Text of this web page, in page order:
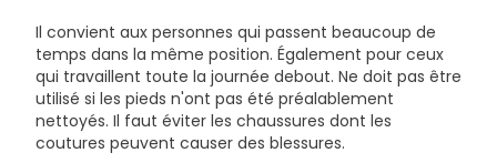
Il convient aux personnes qui passent beaucoup de
temps dans la même position. Également pour ceux
qui travaillent toute la journée debout. Ne doit pas être
utilisé si les pieds n'ont pas été préalablement
nettoyés. Il faut éviter les chaussures dont les
coutures peuvent causer des blessures.